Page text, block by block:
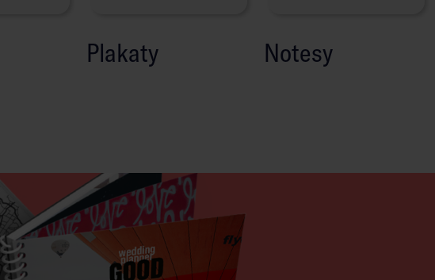
Plakaty Notesy